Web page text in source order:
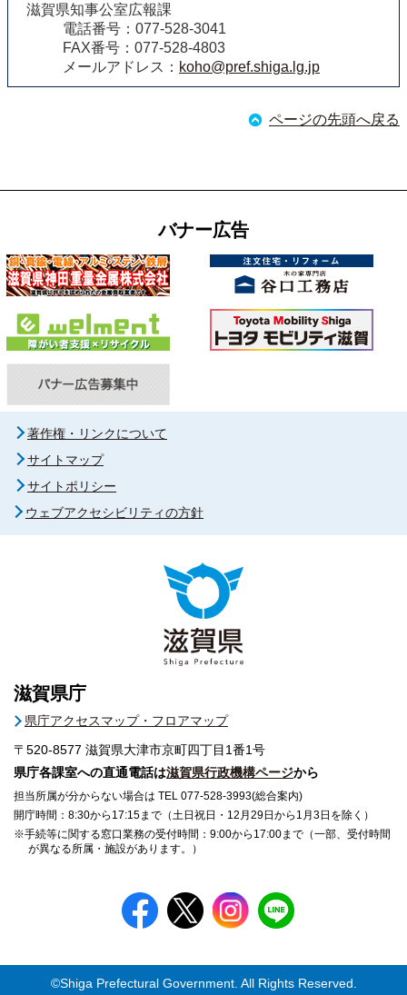
滋賀県知事公室広報課
電話番号：077-528-3041
FAX番号：077-528-4803
メールアドレス： koho@pref.shiga.lg.jp
ページの先頭へ戻る
バナー広告
著作権・リンクについて
サイトマップ
サイトポリシー
ウェブアクセシビリティの方針
滋賀県庁
県庁アクセスマップ・フロアマップ
〒520-8577 滋賀県大津市京町四丁目1番1号
県庁各課室への直通電話は滋賀県行政機構ページから
担当所属が分からない場合は TEL 077-528-3993(総合案内)
開庁時間：8:30から17:15まで（土日祝日・12月29日から1月3日を除く）
※手続等に関する窓口業務の受付時間：9:00から17:00まで（一部、受付時間
が異なる所属・施設があります。）
©Shiga Prefectural Government. All Rights Reserved.